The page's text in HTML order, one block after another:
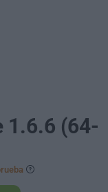
1.6.6 (64-